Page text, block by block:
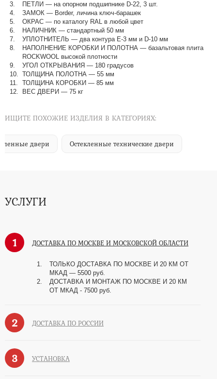
ПЕТЛИ — на опорном подшипнике D-22, 3 шт.
ЗАМОК — Border, личина ключ-барашек
ОКРАС — по каталогу RAL в любой цвет​​​​​​​
НАЛИЧНИК — стандартный 50 мм
УПЛОТНИТЕЛЬ — два контура Е-3 мм и D-10 мм
НАПОЛНЕНИЕ КОРОБКИ И ПОЛОТНА — базальтовая плита
ROCKWOOL высокой плотности
УГОЛ ОТКРЫВАНИЯ — 180 градусов
ТОЛЩИНА ПОЛОТНА — 55 мм
ТОЛЩИНА КОРОБКИ — 85 мм
ВЕС ДВЕРИ — 75 кг
ИЩИТЕ ПОХОЖИЕ ИЗДЕЛИЯ В КАТЕГОРИЯХ:
двери Остекленные технические двери
УСЛУГИ
1 ДОСТАВКА ПО МОСКВЕ И МОСКОВСКОЙ ОБЛАСТИ
ТОЛЬКО ДОСТАВКА ПО МОСКВЕ И 20 КМ ОТ
МКАД — 5500 руб.
ДОСТАВКА И МОНТАЖ ПО МОСКВЕ И 20 КМ
ОТ МКАД - 7500 руб.
2 ДОСТАВКА ПО РОССИИ
3 УСТАНОВКА